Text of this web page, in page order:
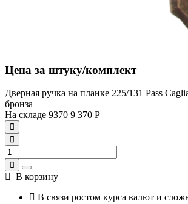
Цена за штуку/комплект
Дверная ручка на планке 225/131 Pass
бронза
На складе 9370 9 370 Р
В корзину
В связи ростом курса валют и